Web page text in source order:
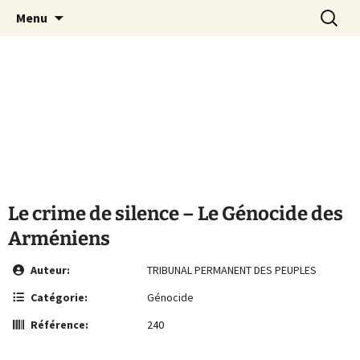
MCA Vienne
Le site de la Maison de la Culture
Arménienne de Vienne
Menu
Le crime de silence – Le Génocide des
Arméniens
Auteur:
TRIBUNAL PERMANENT DES PEUPLES
Catégorie:
Génocide
Référence:
240